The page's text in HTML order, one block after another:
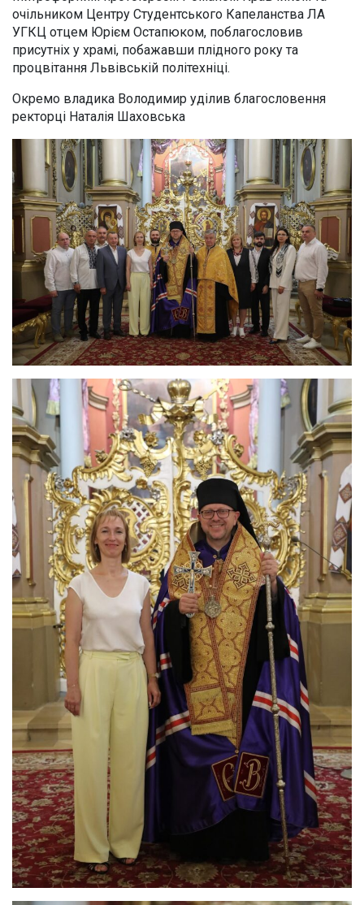
очільником Центру Студентського Капеланства ЛА
УГКЦ отцем Юрієм Остапюком, поблагословив
присутніх у храмі, побажавши плідного року та
процвітання Львівській політехніці.
Окремо владика Володимир уділив благословення
ректорці Наталія Шаховська